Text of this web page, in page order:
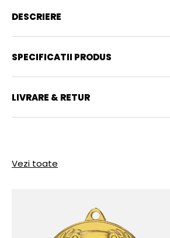
DESCRIERE
SPECIFICATII PRODUS
LIVRARE & RETUR
Vezi toate